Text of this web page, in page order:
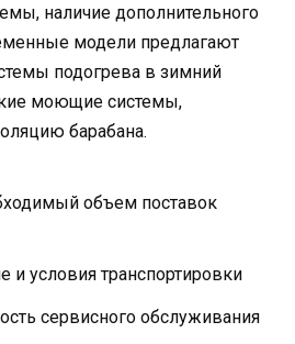
наличие дополнительного
модели предлагают
подогрева в зимний
моющие системы,
барабана.
объем поставок
и условия транспортировки
сервисного обслуживания